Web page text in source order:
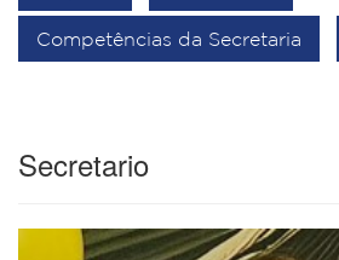
Competências da Secretaria
Secretario